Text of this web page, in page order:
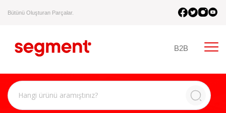
Bütünü Oluşturan Parçalar.
B2B